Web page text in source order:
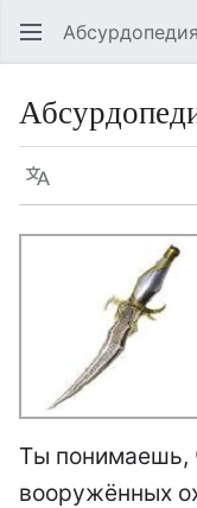
Абсурдопедия
Язык
Ты понимаешь,
вооружённых